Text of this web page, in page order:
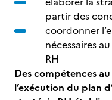
partir des
coordonner
nécessaires
RH
Des compétences
l’exécution du plan